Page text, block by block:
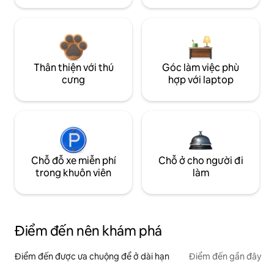
Thân thiện với thú
cưng
Góc làm việc phù
hợp với laptop
Chỗ đỗ xe miễn phí
trong khuôn viên
Chỗ ở cho người đi
làm
Điểm đến nên khám phá
Điểm đến được ưa chuộng để ở dài hạn Điểm đến gần đây